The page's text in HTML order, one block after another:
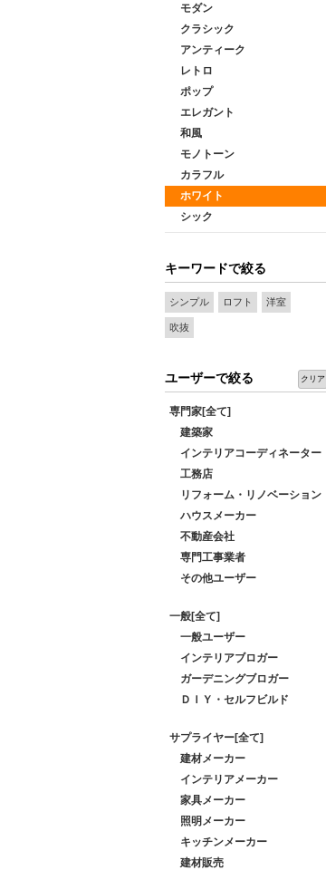
モダン
クラシック
アンティーク
レトロ
ポップ
エレガント
和風
モノトーン
カラフル
ホワイト
シック
キーワードで絞る
シンプル ロフト 洋室
吹抜
ユーザーで絞る クリア
専門家[全て]
建築家
インテリアコーディネーター
工務店
リフォーム・リノベーション
ハウスメーカー
不動産会社
専門工事業者
その他ユーザー
一般[全て]
一般ユーザー
インテリアブロガー
ガーデニングブロガー
ＤＩＹ・セルフビルド
サプライヤー[全て]
建材メーカー
インテリアメーカー
家具メーカー
照明メーカー
キッチンメーカー
建材販売